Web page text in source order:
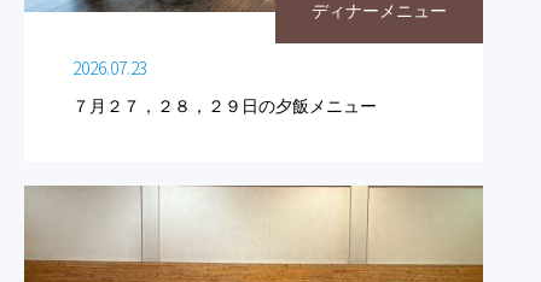
ディナーメニュー
2026.07.23
７月２７，２８，２９日の夕飯メニュー